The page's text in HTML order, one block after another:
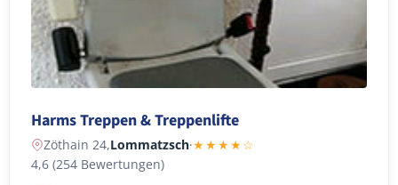
Harms Treppen & Treppenlifte
Zöthain 24,Lommatzsch·★★★★☆
4,6 (254 Bewertungen)